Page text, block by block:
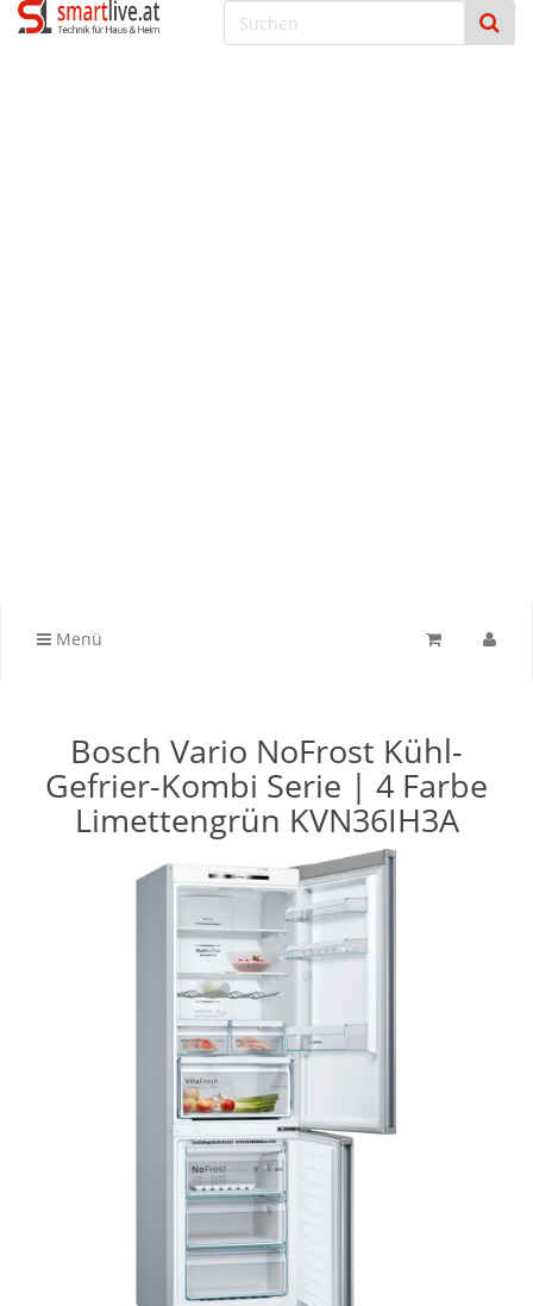
Menü
Bosch Vario NoFrost Kühl-
Gefrier-Kombi Serie | 4 Farbe
Limettengrün KVN36IH3A